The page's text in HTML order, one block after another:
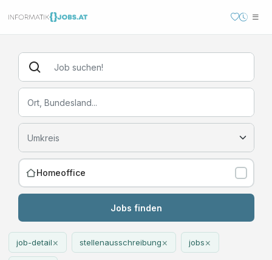
Homeoffice
Jobs finden
job-detail× stellenausschreibung× jobs×